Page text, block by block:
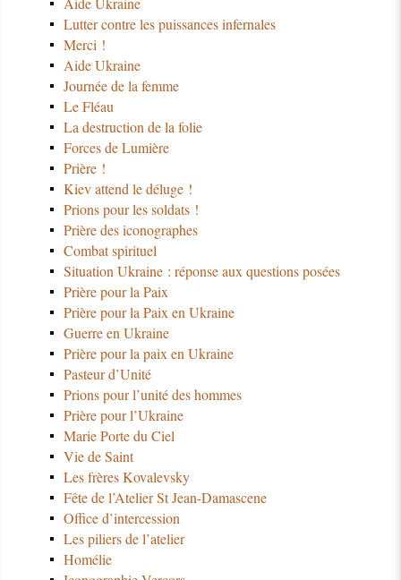
Lutter contre les puissances infernales
Merci !
Aide Ukraine
Journée de la femme
Le Fléau
La destruction de la folie
Forces de Lumière
Prière !
Kiev attend le déluge !
Prions pour les soldats !
Prière des iconographes
Combat spirituel
Situation Ukraine : réponse aux questions posées
Prière pour la Paix
Prière pour la Paix en Ukraine
Guerre en Ukraine
Prière pour la paix en Ukraine
Pasteur d’Unité
Prions pour l’unité des hommes
Prière pour l’Ukraine
Marie Porte du Ciel
Vie de Saint
Les frères Kovalevsky
Fête de l’Atelier St Jean-Damascene
Office d’intercession
Les piliers de l’atelier
Homélie